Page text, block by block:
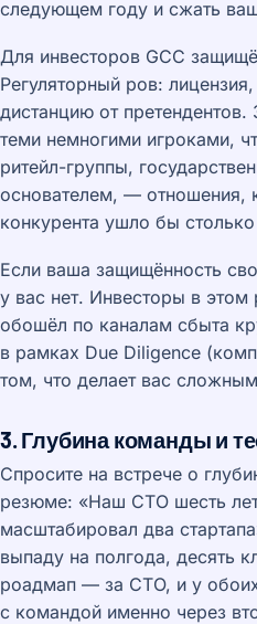
следующем году и сжать
Для инвесторов GCC
Регуляторный ров:
дистанцию от
теми немногими игроками,
ритейл-группы,
основателем, — отношения,
конкурента ушло бы
Если ваша защищённость
у вас нет. Инвесторы в
обошёл по каналам сбыта
в рамках Due Diligence
том, что делает вас
3. Глубина команды и
Спросите на встрече о
резюме: «Наш CTO шесть
масштабировал два
выпаду на полгода, десять
роадмап — за CTO, и у
с командой именно через